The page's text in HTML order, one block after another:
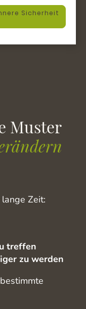
Sicherheit
Muster
Zeit:
treffen
zu werden